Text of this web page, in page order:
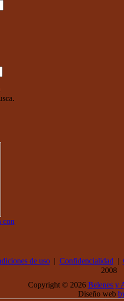
con
de uso| Confidencialidad |
2008
Copyright © 2026 Belenes y
Diseño web